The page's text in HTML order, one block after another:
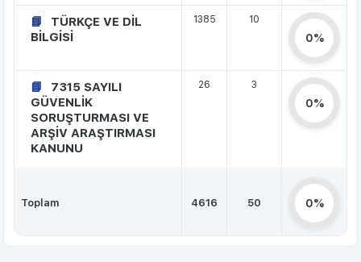
TÜRKÇE VE DİL
BİLGİSİ
1385 10
0%
7315 SAYILI
GÜVENLİK
SORUŞTURMASI VE
ARŞİV ARAŞTIRMASI
KANUNU
26 3
0%
Toplam 4616 50 0%